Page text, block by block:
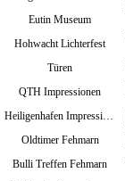
Eutin Museum
Hohwacht Lichterfest
Türen
QTH Impressionen
Heiligenhafen Impressionen
Oldtimer Fehmarn
Bulli Treffen Fehmarn